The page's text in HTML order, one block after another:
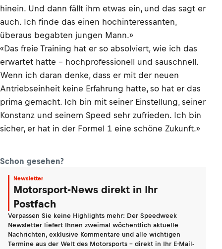
hinein. Und dann fällt ihm etwas ein, und das sagt er
auch. Ich finde das einen hochinteressanten,
überaus begabten jungen Mann.»
«Das freie Training hat er so absolviert, wie ich das
erwartet hatte – hochprofessionell und sauschnell.
Wenn ich daran denke, dass er mit der neuen
Antriebseinheit keine Erfahrung hatte, so hat er das
prima gemacht. Ich bin mit seiner Einstellung, seiner
Konstanz und seinem Speed sehr zufrieden. Ich bin
sicher, er hat in der Formel 1 eine schöne Zukunft.»
Schon gesehen?
Newsletter
Motorsport-News direkt in Ihr
Postfach
Verpassen Sie keine Highlights mehr: Der Speedweek
Newsletter liefert Ihnen zweimal wöchentlich aktuelle
Nachrichten, exklusive Kommentare und alle wichtigen
Termine aus der Welt des Motorsports - direkt in Ihr E-Mail-